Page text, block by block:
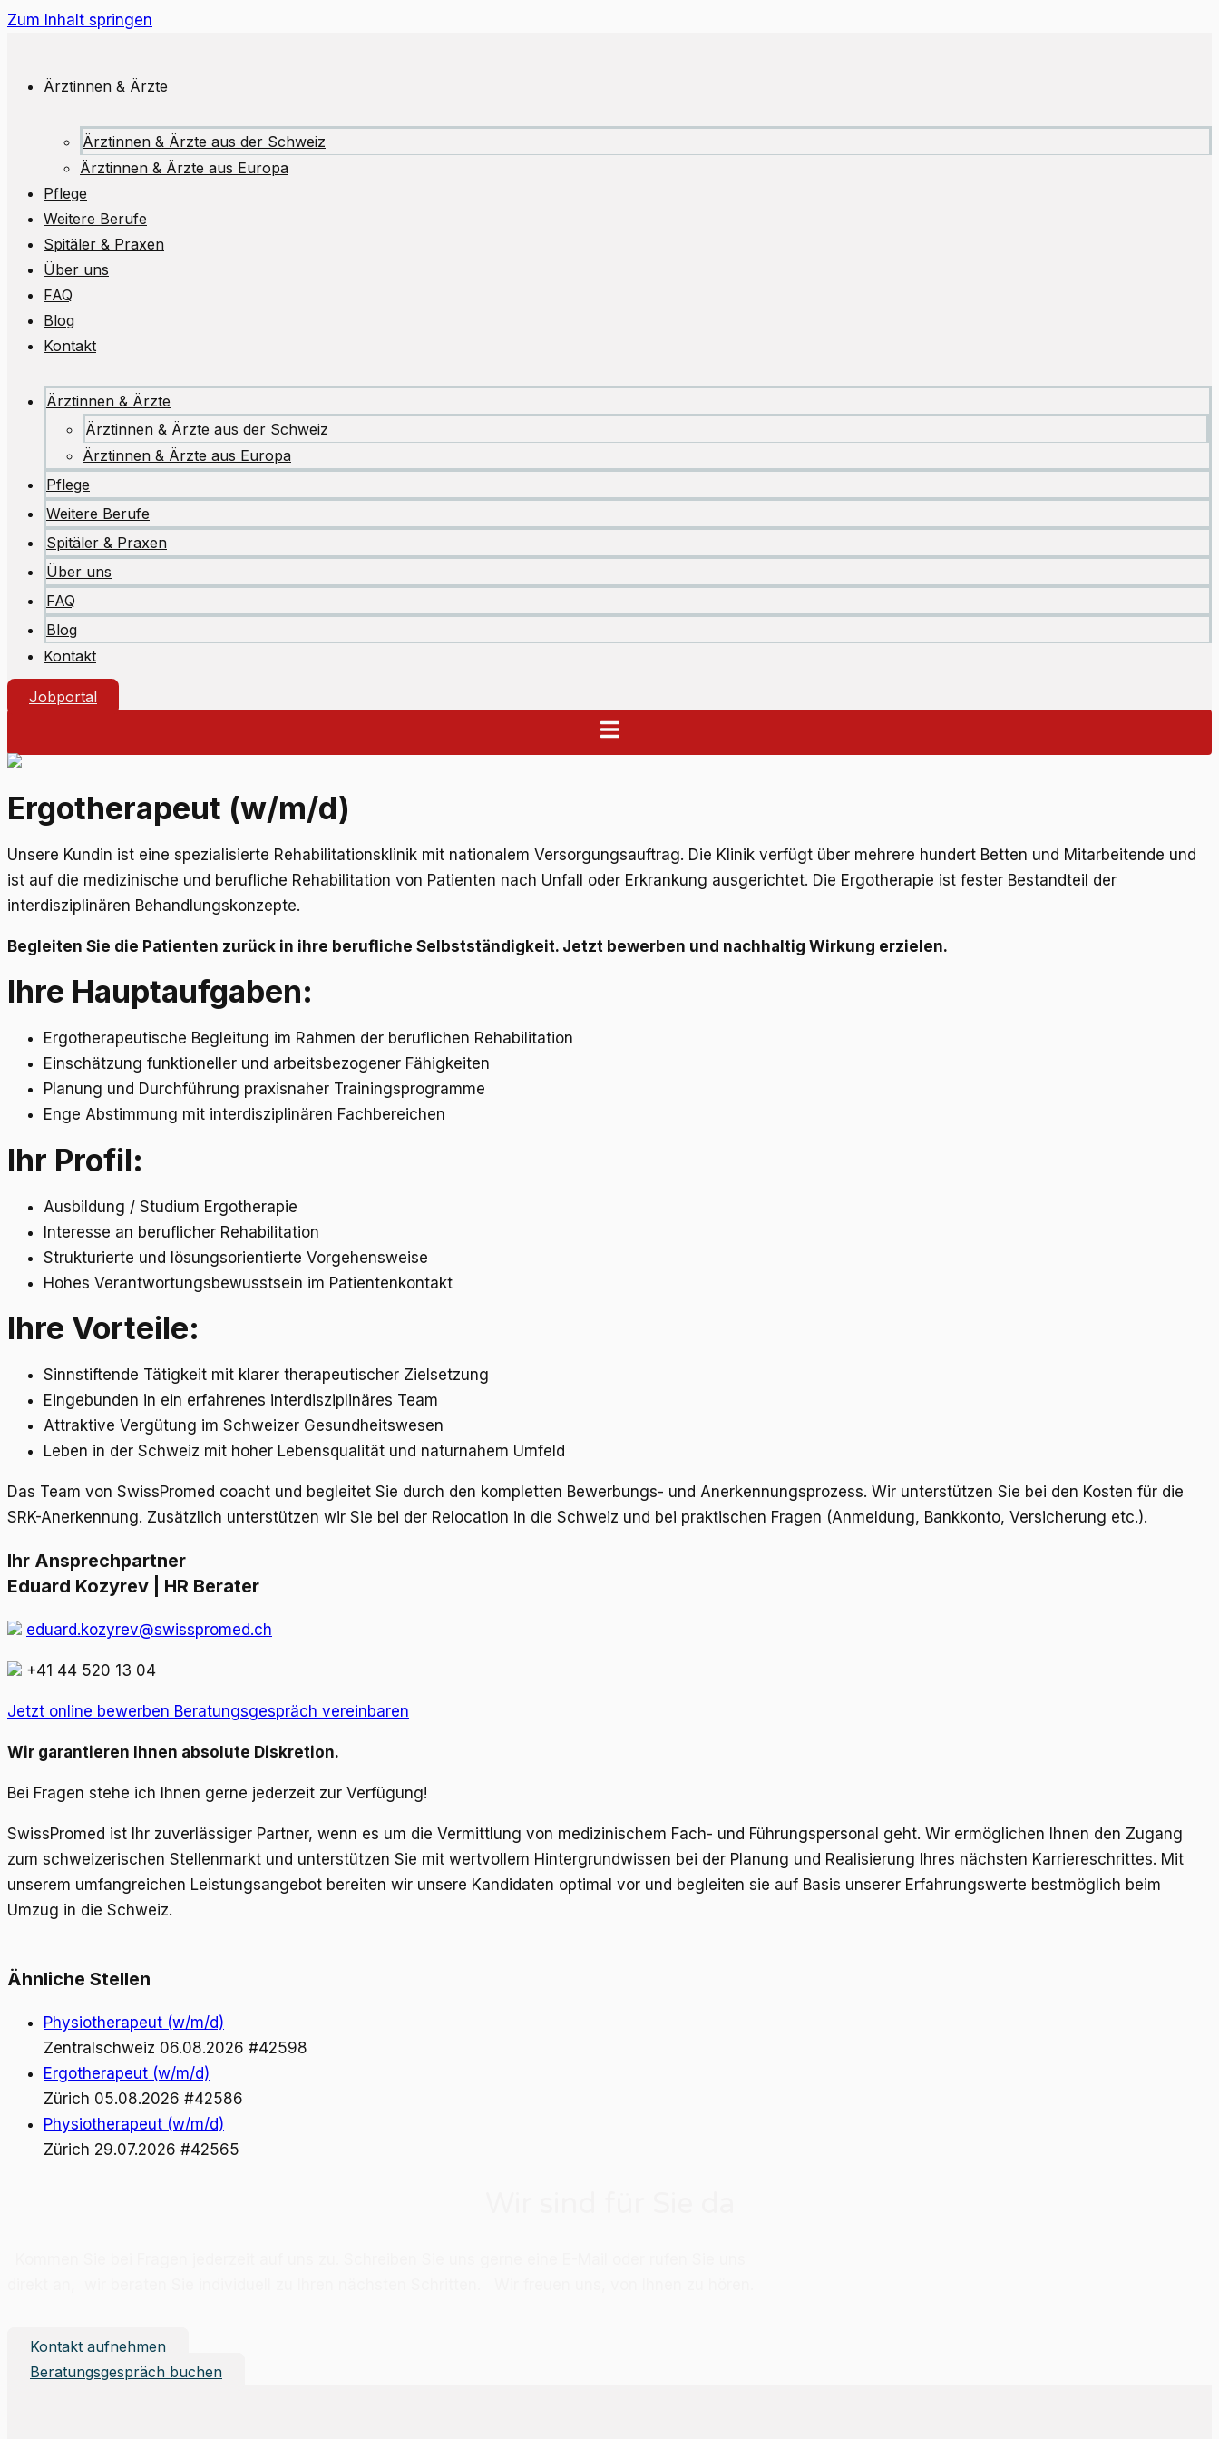
Zum Inhalt springen
Ärztinnen & Ärzte
Ärztinnen & Ärzte aus der Schweiz
Ärztinnen & Ärzte aus Europa
Pflege
Weitere Berufe
Spitäler & Praxen
Über uns
FAQ
Blog
Kontakt
Ärztinnen & Ärzte
Ärztinnen & Ärzte aus der Schweiz
Ärztinnen & Ärzte aus Europa
Pflege
Weitere Berufe
Spitäler & Praxen
Über uns
FAQ
Blog
Kontakt
Jobportal
Ergotherapeut (w/m/d)
Unsere Kundin ist eine spezialisierte Rehabilitationsklinik mit nationalem Versorgungsauftrag. Die Klinik verfügt über mehrere hundert Betten und Mitarbeitende und
ist auf die medizinische und berufliche Rehabilitation von Patienten nach Unfall oder Erkrankung ausgerichtet. Die Ergotherapie ist fester Bestandteil der
interdisziplinären Behandlungskonzepte.
Begleiten Sie die Patienten zurück in ihre berufliche Selbstständigkeit. Jetzt bewerben und nachhaltig Wirkung erzielen.
Ihre Hauptaufgaben:
Ergotherapeutische Begleitung im Rahmen der beruflichen Rehabilitation
Einschätzung funktioneller und arbeitsbezogener Fähigkeiten
Planung und Durchführung praxisnaher Trainingsprogramme
Enge Abstimmung mit interdisziplinären Fachbereichen
Ihr Profil:
Ausbildung / Studium Ergotherapie
Interesse an beruflicher Rehabilitation
Strukturierte und lösungsorientierte Vorgehensweise
Hohes Verantwortungsbewusstsein im Patientenkontakt
Ihre Vorteile:
Sinnstiftende Tätigkeit mit klarer therapeutischer Zielsetzung
Eingebunden in ein erfahrenes interdisziplinäres Team
Attraktive Vergütung im Schweizer Gesundheitswesen
Leben in der Schweiz mit hoher Lebensqualität und naturnahem Umfeld
Das Team von SwissPromed coacht und begleitet Sie durch den kompletten Bewerbungs- und Anerkennungsprozess. Wir unterstützen Sie bei den Kosten für die
SRK-Anerkennung. Zusätzlich unterstützen wir Sie bei der Relocation in die Schweiz und bei praktischen Fragen (Anmeldung, Bankkonto, Versicherung etc.).
Ihr Ansprechpartner
Eduard Kozyrev | HR Berater
eduard.kozyrev@swisspromed.ch
+41 44 520 13 04
Jetzt online bewerben Beratungsgespräch vereinbaren
Wir garantieren Ihnen absolute Diskretion.
Bei Fragen stehe ich Ihnen gerne jederzeit zur Verfügung!
SwissPromed ist Ihr zuverlässiger Partner, wenn es um die Vermittlung von medizinischem Fach- und Führungspersonal geht. Wir ermöglichen Ihnen den Zugang
zum schweizerischen Stellenmarkt und unterstützen Sie mit wertvollem Hintergrundwissen bei der Planung und Realisierung Ihres nächsten Karriereschrittes. Mit
unserem umfangreichen Leistungsangebot bereiten wir unsere Kandidaten optimal vor und begleiten sie auf Basis unserer Erfahrungswerte bestmöglich beim
Umzug in die Schweiz.
Ähnliche Stellen
Physiotherapeut (w/m/d)
Zentralschweiz 06.08.2026 #42598
Ergotherapeut (w/m/d)
Zürich 05.08.2026 #42586
Physiotherapeut (w/m/d)
Zürich 29.07.2026 #42565
Kontakt aufnehmen
Beratungsgespräch buchen